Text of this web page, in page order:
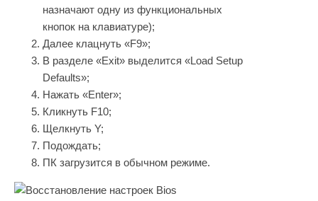
назначают одну из функциональных
кнопок на клавиатуре);
Далее клацнуть «F9»;
В разделе «Exit» выделится «Load Setup
Defaults»;
Нажать «Enter»;
Кликнуть F10;
Щелкнуть Y;
Подождать;
ПК загрузится в обычном режиме.